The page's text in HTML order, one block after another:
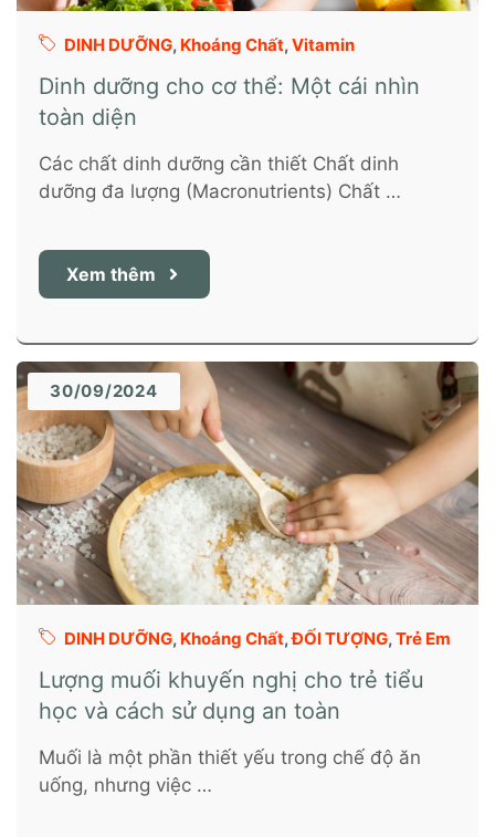
DINH DƯỠNG, Khoáng Chất,Vitamin
Dinh dưỡng cho cơ thể: Một cái nhìn
toàn diện
Các chất dinh dưỡng cần thiết Chất dinh
dưỡng đa lượng (Macronutrients) Chất …
Xem thêm
30/09/2024
DINH DƯỠNG, Khoáng Chất,ĐỐI TƯỢNG,Trẻ Em
Lượng muối khuyến nghị cho trẻ tiểu
học và cách sử dụng an toàn
Muối là một phần thiết yếu trong chế độ ăn
uống, nhưng việc …